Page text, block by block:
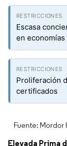
Escasa
en
Proliferación
certificados
Fuente: Mordor
Elevada Prima